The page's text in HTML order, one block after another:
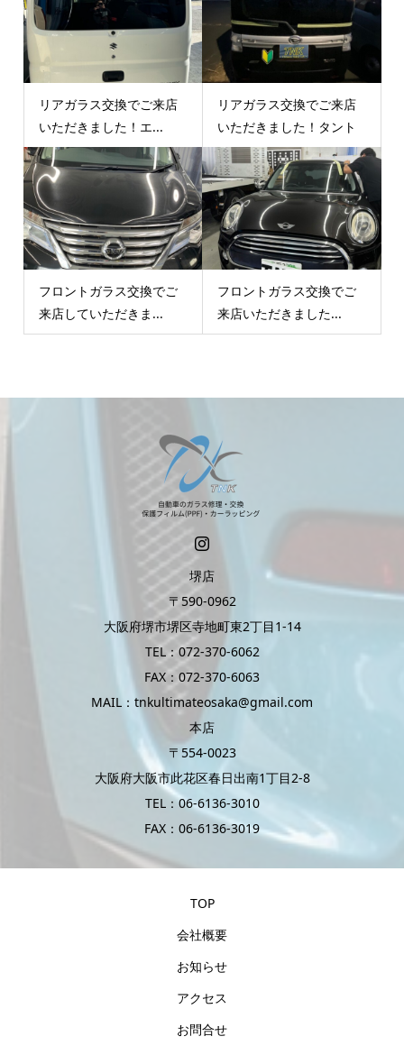
リアガラス交換でご来店
いただきました！エ...
リアガラス交換でご来店
いただきました！タント
フロントガラス交換でご
来店していただきま...
フロントガラス交換でご
来店いただきました...
堺店
〒590-0962
大阪府堺市堺区寺地町東2丁目1-14
TEL：072-370-6062
FAX：072-370-6063
MAIL：tnkultimateosaka@gmail.com
本店
〒554-0023
大阪府大阪市此花区春日出南1丁目2-8
TEL：06-6136-3010
FAX：06-6136-3019
TOP
会社概要
お知らせ
アクセス
お問合せ